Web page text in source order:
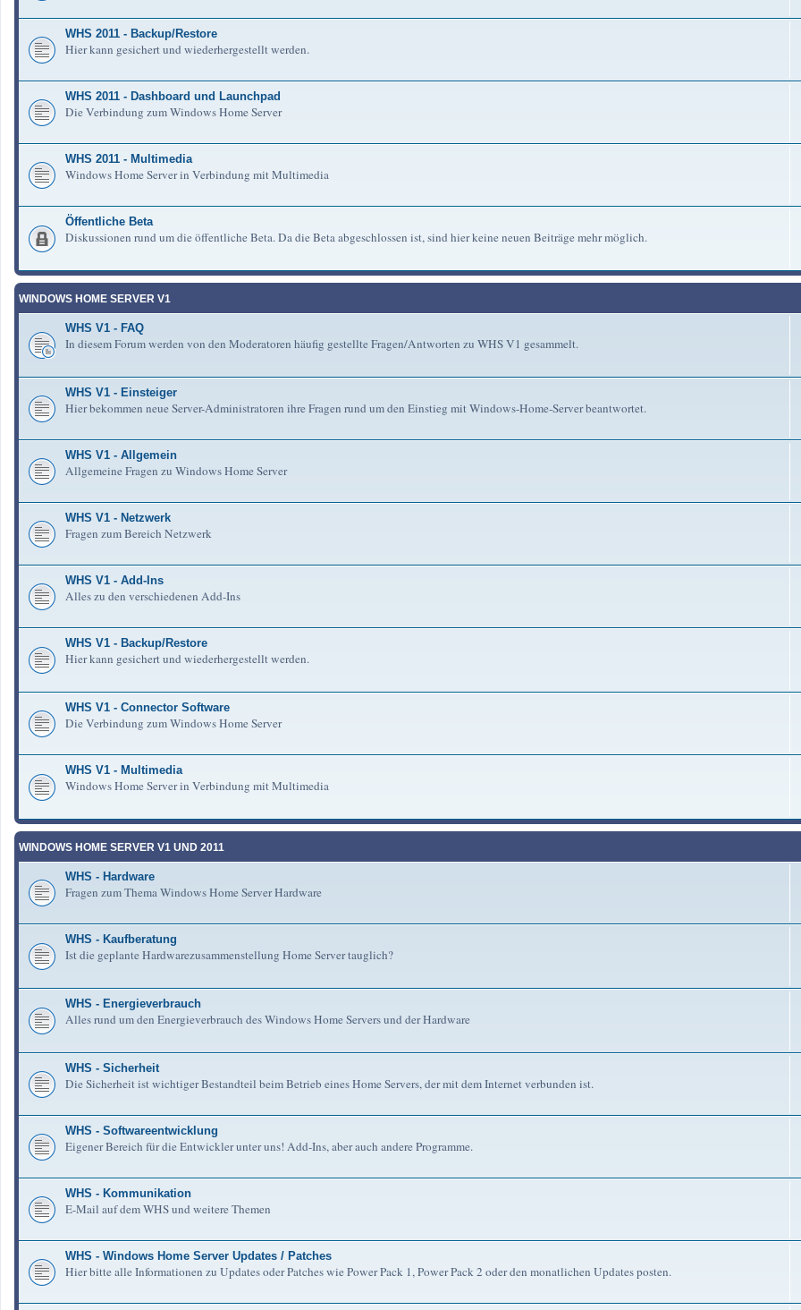
WHS 2011 - Backup/Restore
Hier kann gesichert und wiederhergestellt werden.
WHS 2011 - Dashboard und Launchpad
Die Verbindung zum Windows Home Server
WHS 2011 - Multimedia
Windows Home Server in Verbindung mit Multimedia
Öffentliche Beta
Diskussionen rund um die öffentliche Beta. Da die Beta abgeschlossen ist, sind hier keine neuen Beiträge mehr möglich.
WINDOWS HOME SERVER V1
WHS V1 - FAQ
In diesem Forum werden von den Moderatoren häufig gestellte Fragen/Antworten zu WHS V1 gesammelt.
WHS V1 - Einsteiger
Hier bekommen neue Server-Administratoren ihre Fragen rund um den Einstieg mit Windows-Home-Server beantwortet.
WHS V1 - Allgemein
Allgemeine Fragen zu Windows Home Server
WHS V1 - Netzwerk
Fragen zum Bereich Netzwerk
WHS V1 - Add-Ins
Alles zu den verschiedenen Add-Ins
WHS V1 - Backup/Restore
Hier kann gesichert und wiederhergestellt werden.
WHS V1 - Connector Software
Die Verbindung zum Windows Home Server
WHS V1 - Multimedia
Windows Home Server in Verbindung mit Multimedia
WINDOWS HOME SERVER V1 UND 2011
WHS - Hardware
Fragen zum Thema Windows Home Server Hardware
WHS - Kaufberatung
Ist die geplante Hardwarezusammenstellung Home Server tauglich?
WHS - Energieverbrauch
Alles rund um den Energieverbrauch des Windows Home Servers und der Hardware
WHS - Sicherheit
Die Sicherheit ist wichtiger Bestandteil beim Betrieb eines Home Servers, der mit dem Internet verbunden ist.
WHS - Softwareentwicklung
Eigener Bereich für die Entwickler unter uns! Add-Ins, aber auch andere Programme.
WHS - Kommunikation
E-Mail auf dem WHS und weitere Themen
WHS - Windows Home Server Updates / Patches
Hier bitte alle Informationen zu Updates oder Patches wie Power Pack 1, Power Pack 2 oder den monatlichen Updates posten.